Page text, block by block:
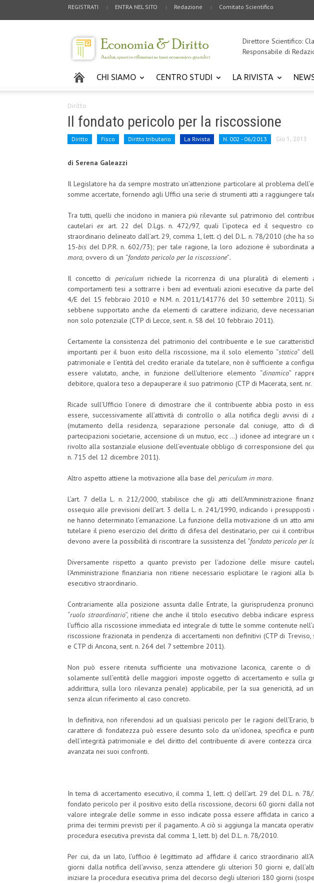
REGISTRATI ENTRA NEL SITO Redazione Comitato Scientifico
Direttore Scientifico:
Responsabile di
CHI SIAMO CENTRO STUDI LA RIVISTA
Diritto
Il fondato pericolo per la riscossione
Diritto Fisco Diritto tributario La Rivista N. 002 - 06/2013 Giu 1, 2013
di Serena Galeazzi
Il Legislatore ha da sempre mostrato un’attenzione particolare al problema
somme accertate, fornendo agli Uffici una serie di strumenti atti a raggiungere
Tra tutti, quelli che incidono in maniera più rilevante sul patrimonio del
cautelariex art. 22 del D.Lgs. n. 472/97, quali l’ipoteca ed il sequestro
straordinario delineato dall’art. 29, comma 1, lett. c) del D.L. n. 78/2010 (che ha
15-bis del D.P.R. n. 602/73); per tale ragione, la loro adozione è subordinata
mora, ovvero di un “fondato pericolo per la riscossione”.
Il concetto di periculumrichiede la ricorrenza di una pluralità di
comportamenti tesi a sottrarre i beni ad eventuali azioni esecutive da parte
4/E del 15 febbraio 2010 e N.M. n. 2011/141776 del 30 settembre 2011).
sebbene supportato anche da elementi di carattere indiziario, deve
non solo potenziale (CTP di Lecce, sent. n. 58 del 10 febbraio 2011).
Certamente la consistenza del patrimonio del contribuente e le sue
importanti per il buon esito della riscossione, ma il solo elemento “statico”
patrimoniale e l’entità del credito erariale da tutelare, non è sufficiente a
essere valutato, anche, in funzione dell’ulteriore elemento “dinamico”
debitore, qualora teso a depauperare il suo patrimonio (CTP di Macerata, sent.
Ricade sull’Ufficio l’onere di dimostrare che il contribuente abbia posto in
essere, successivamente all’attività di controllo o alla notifica degli avvisi di
(mutamento della residenza, separazione personale dal coniuge, atto di
partecipazioni societarie, accensione di un mutuo, ecc …) idonee ad integrare un
rivolto alla sostanziale elusione dell’eventuale obbligo di corresponsione del
n. 715 del 12 dicembre 2011).
Altro aspetto attiene la motivazione alla base del periculum in mora.
L’art. 7 della L. n. 212/2000, stabilisce che gli atti dell’Amministrazione
ossequio alle previsioni dell’art. 3 della L. n. 241/1990, indicando i
ne hanno determinato l’emanazione. La funzione della motivazione di un atto
tutelare il pieno esercizio del diritto di difesa del destinatario, per cui il
devono avere la possibilità di riscontrare la sussistenza del “fondato pericolo per
Diversamente rispetto a quanto previsto per l’adozione delle misure
l’Amministrazione finanziaria non ritiene necessario esplicitare le ragioni
esecutivo straordinario.
Contrariamente alla posizione assunta dalle Entrate, la giurisprudenza
“ruolo straordinario”, ritiene che anche il titolo esecutivo debba indicare
l’ufficio alla riscossione immediata ed integrale di tutte le somme contenute
riscossione frazionata in pendenza di accertamenti non definitivi (CTP di
e CTP di Ancona, sent. n. 264 del 7 settembre 2011).
Non può essere ritenuta sufficiente una motivazione laconica, carente o
solamente sull’entità delle maggiori imposte oggetto di accertamento e sulla
addirittura, sulla loro rilevanza penale) applicabile, per la sua genericità, ad
senza alcun riferimento al caso concreto.
In definitiva, non riferendosi ad un qualsiasi pericolo per le ragioni dell’Erario,
carattere di fondatezza può essere desunto solo da un’idonea, specifica e
dell’integrità patrimoniale e del diritto del contribuente di avere contezza
avanzata nei suoi confronti.
In tema di accertamento esecutivo, il comma 1, lett. c) dell’art. 29 del D.L. n.
fondato pericolo per il positivo esito della riscossione, decorsi 60 giorni dalla
valore integrale delle somme in esso indicate possa essere affidata in carico
prima dei termini previsti per il pagamento. A ciò si aggiunga la mancata
procedura esecutiva prevista dal comma 1, lett. b) del D.L. n. 78/2010.
Per cui, da un lato, l’ufficio è legittimato ad affidare il carico straordinario
giorni dalla notifica dell’avviso, senza attendere gli ulteriori 30 giorni e,
iniziare la procedura esecutiva prima del decorso degli ulteriori 180 giorni